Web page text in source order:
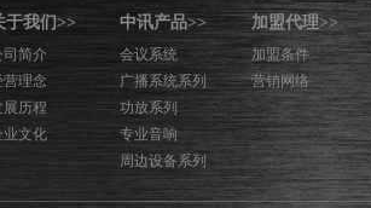
于我们>> 中讯产品>> 加盟代理>>
司简介
营理念
展历程
业文化
会议系统
广播系统系列
功放系列
专业音响
周边设备系列
加盟条件
营销网络